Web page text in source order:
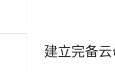
建立完备